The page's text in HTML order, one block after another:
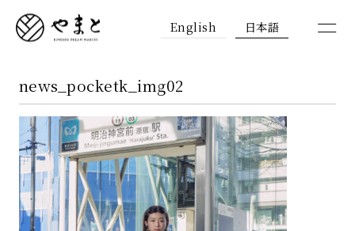
English 日本語
news_pocketk_img02